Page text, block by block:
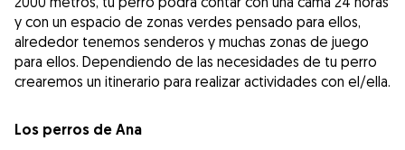
y con un espacio de zonas verdes pensado para ellos,
alrededor tenemos senderos y muchas zonas de juego
para ellos. Dependiendo de las necesidades de tu perro
crearemos un itinerario para realizar actividades con el/ella.
Los perros de Ana